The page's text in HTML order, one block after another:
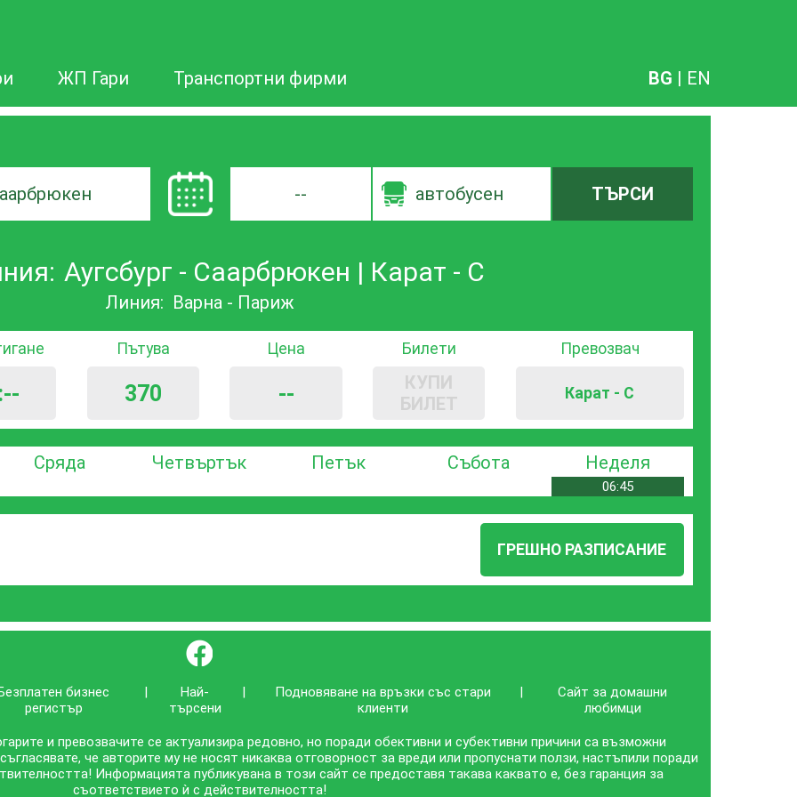
ЖП Гари Транспортни фирми BG | EN
-- автобусен ТЪРСИ
Аугсбург - Саарбрюкен | Карат - С
Линия: Варна - Париж
Пътува
370
Цена
--
Билети
КУПИ
БИЛЕТ
Превозвач
Карат - С
Сряда Четвъртък Петък Събота Неделя
06:45
ГРЕШНО РАЗПИСАНИЕ
}
бизнес
регистър
|
Най-
търсени
|
Подновяване на връзки със стари
клиенти
|
Сайт за домашни
любимци
и превозвачите се актуализира редовно, но поради обективни и субективни причини са възможни
че авторите му не носят никаква отговорност за вреди или пропуснати ползи, настъпили поради
Информацията публикувана в този сайт се предоставя такава каквато е, без гаранция за
съответствието ѝ с действителността!